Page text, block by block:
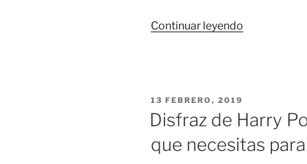
Continuar leyendo
de
distintos
estilos
PUBLICADO
EL
13 FEBRERO, 2019
Disfraz de Harry
que necesitas